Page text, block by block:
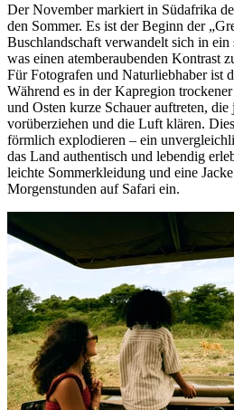
Der November markiert in Südafrika
den Sommer. Es ist der Beginn der
Buschlandschaft verwandelt sich in ein
was einen atemberaubenden Kontrast
Für Fotografen und Naturliebhaber ist
Während es in der Kapregion
und Osten kurze Schauer auftreten, die
vorüberziehen und die Luft klären.
förmlich explodieren – ein
das Land authentisch und lebendig
leichte Sommerkleidung und eine
Morgenstunden auf Safari ein.